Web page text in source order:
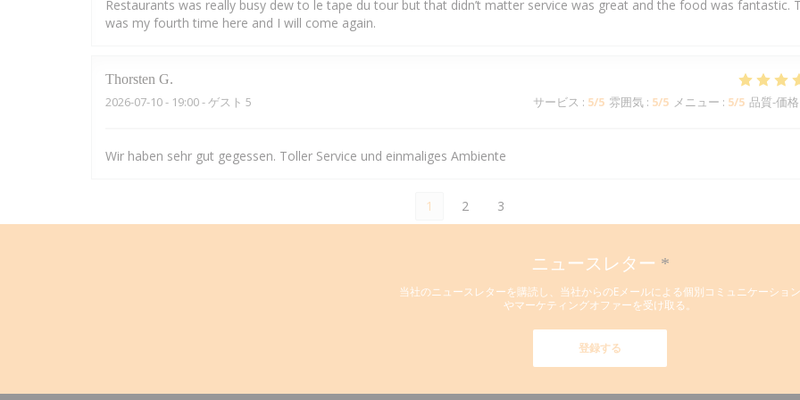
Restaurants was really busy dew to le tape du tour but that didn’t matter service was great and the food was fantastic.
was my fourth time here and I will come again.
Thorsten G
2026-07-10- 19:00 - ゲスト 5 サービス : 5/5 雰囲気 : 5/5 メニュー : 5/5 品質-価格
Wir haben sehr gut gegessen. Toller Service und einmaliges Ambiente
1 2 3
ニュースレター *
当社のニュースレターを購読し、当社からのEメールによる個別コミュニケーション
やマーケティングオファーを受け取る。
登録する